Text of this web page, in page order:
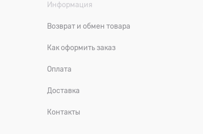
Информация
Возврат и обмен товара
Как оформить заказ
Оплата
Доставка
Контакты